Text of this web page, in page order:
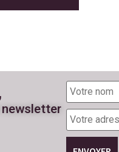
Votre
nom
Votre
adresse
e-